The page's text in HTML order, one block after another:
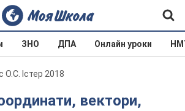
ЗНО ДПА Онлайн уроки
О.С. Істер 2018